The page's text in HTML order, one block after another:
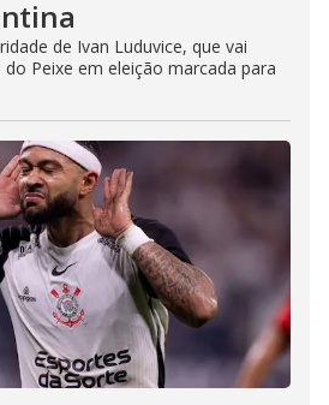
de Ivan Luduvice, que vai
Peixe em eleição marcada para